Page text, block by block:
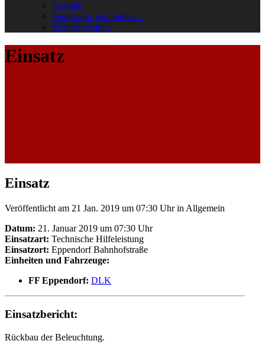
Kontakt
Feuerwehr mal anders…
Sicherheitstipps
Einsatz
Einsatz
Veröffentlicht am 21 Jan. 2019 um 07:30 Uhrin Allgemein
Datum: 21. Januar 2019 um 07:30 Uhr
Einsatzart: Technische Hilfeleistung
Einsatzort: Eppendorf Bahnhofstraße
Einheiten und Fahrzeuge:
FF Eppendorf: DLK
Einsatzbericht:
Rückbau der Beleuchtung.